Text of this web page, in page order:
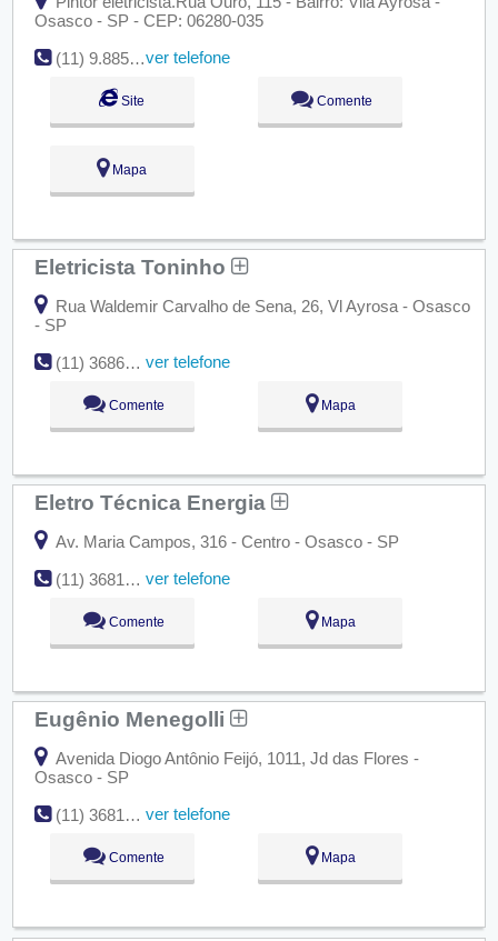
Osasco - SP - CEP: 06280-035
(11) 9.8854-8501
ver telefone
Site Comente
Mapa
Eletricista Toninho
Rua Waldemir Carvalho de Sena, 26, Vl Ayrosa - Osasco
- SP
(11) 3686-0288
ver telefone
Comente Mapa
Eletro Técnica Energia
Av. Maria Campos, 316 - Centro - Osasco - SP
(11) 3681-7373
ver telefone
Comente Mapa
Eugênio Menegolli
Avenida Diogo Antônio Feijó, 1011, Jd das Flores -
Osasco - SP
(11) 3681-2695
ver telefone
Comente Mapa